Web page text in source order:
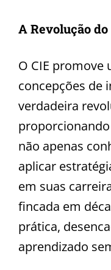
A Revolução do
O CIE promove
concepções de
verdadeira
não apenas
aplicar
em suas
fincada em
prática,
aprendizado